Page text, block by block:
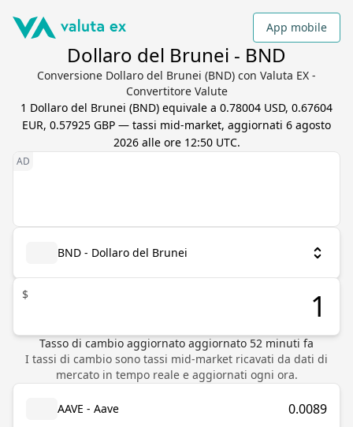
App mobile
Dollaro del Brunei - BND
Conversione Dollaro del Brunei (BND) con Valuta EX -
Convertitore Valute
1 Dollaro del Brunei (BND) equivale a 0.78004 USD, 0.67604
EUR, 0.57925 GBP — tassi mid-market, aggiornati 6 agosto
2026 alle ore 12:50 UTC.
BND - Dollaro del Brunei
$
Tasso di cambio aggiornato aggiornato 52 minuti fa
I tassi di cambio sono tassi mid-market ricavati da dati di
mercato in tempo reale e aggiornati ogni ora.
AAVE - Aave 0.0089